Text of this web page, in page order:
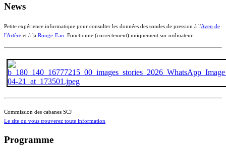
News
Petite expérience informatique pour consulter les données des sondes de pression à l'Aven de
l'Artère et à la Rouge-Eau. Fonctionne (correctement) uniquement sur ordinateur...
Commission des cabanes SCJ
Le site ou vous trouverez toute information
Programme